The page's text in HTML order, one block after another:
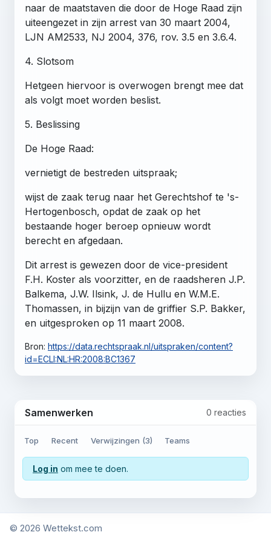
naar de maatstaven die door de Hoge Raad zijn
uiteengezet in zijn arrest van 30 maart 2004,
LJN AM2533, NJ 2004, 376, rov. 3.5 en 3.6.4.
4. Slotsom
Hetgeen hiervoor is overwogen brengt mee dat
als volgt moet worden beslist.
5. Beslissing
De Hoge Raad:
vernietigt de bestreden uitspraak;
wijst de zaak terug naar het Gerechtshof te 's-
Hertogenbosch, opdat de zaak op het
bestaande hoger beroep opnieuw wordt
berecht en afgedaan.
Dit arrest is gewezen door de vice-president
F.H. Koster als voorzitter, en de raadsheren J.P.
Balkema, J.W. Ilsink, J. de Hullu en W.M.E.
Thomassen, in bijzijn van de griffier S.P. Bakker,
en uitgesproken op 11 maart 2008.
Bron: https://data.rechtspraak.nl/uitspraken/content?
id=ECLI:NL:HR:2008:BC1367
Samenwerken 0 reacties
Top Recent Verwijzingen (3) Teams
Log in om mee te doen.
© 2026 Wettekst.com